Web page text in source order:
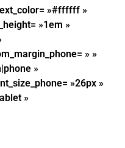
»#ffffff »
»1em »
» »
»
»26px »
»